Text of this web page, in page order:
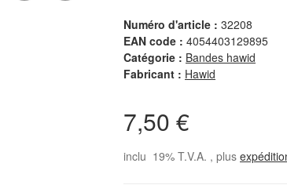
Numéro d'article : 32208
EAN code : 4054403129895
Catégorie : Bandes hawid
Fabricant : Hawid
7,50 €
inclu 19% T.V.A. , plus